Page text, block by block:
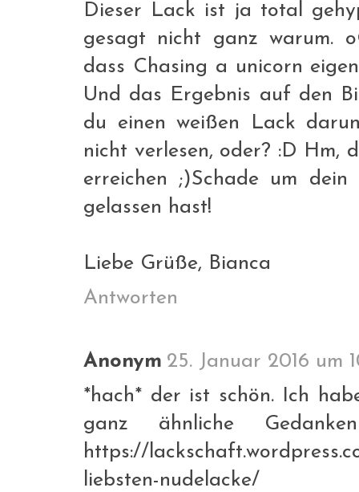
Dieser Lack ist ja total
gesagt nicht ganz warum.
dass Chasing a unicorn
Und das Ergebnis auf den
du einen weißen Lack
nicht verlesen, oder? :D Hm,
erreichen ;)Schade um
gelassen hast!
Liebe Grüße, Bianca
Antworten
Anonym 25. Januar 2016 um
*hach* der ist schön. Ich
ganz ähnliche
https://
liebsten-nudelacke/